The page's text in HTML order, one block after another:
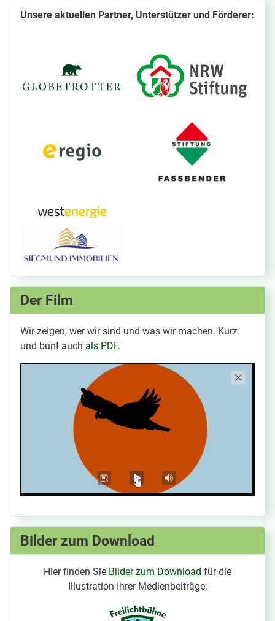
Unsere aktuellen Partner, Unterstützer und Förderer:
Der Film
Wir zeigen, wer wir sind und was wir machen. Kurz
und bunt auch als PDF.
Bilder zum Download
Hier finden Sie Bilder zum Download für die
Illustration Ihrer Medienbeiträge: